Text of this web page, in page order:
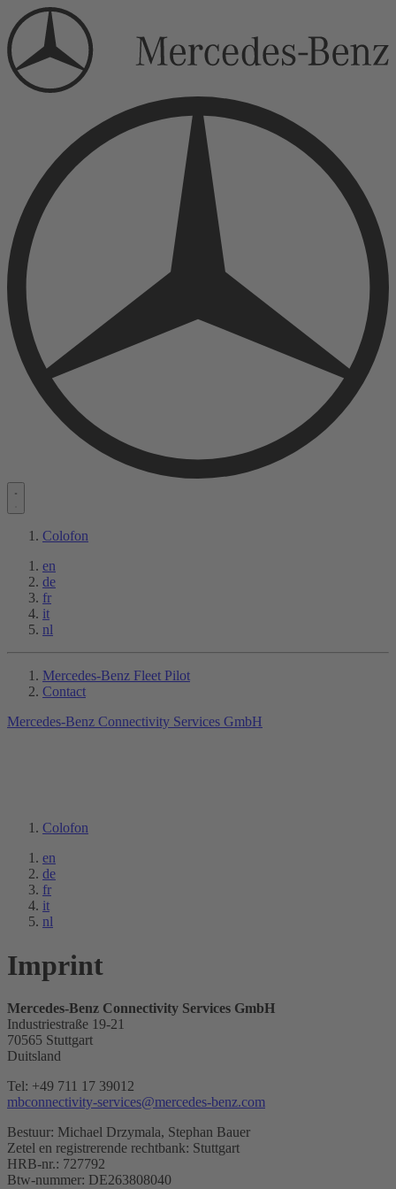
Colofon
en
de
fr
it
nl
Mercedes-Benz Fleet Pilot
Contact
Mercedes-Benz Connectivity Services GmbH
Colofon
en
de
fr
it
nl
Imprint
Mercedes-Benz Connectivity Services GmbH
Industriestraße 19-21
70565 Stuttgart
Duitsland
Tel: +49 711 17 39012
mbconnectivity-services@mercedes-benz.com
Bestuur: Michael Drzymala, Stephan Bauer
Zetel en registrerende rechtbank: Stuttgart
HRB-nr.: 727792
Btw-nummer: DE263808040